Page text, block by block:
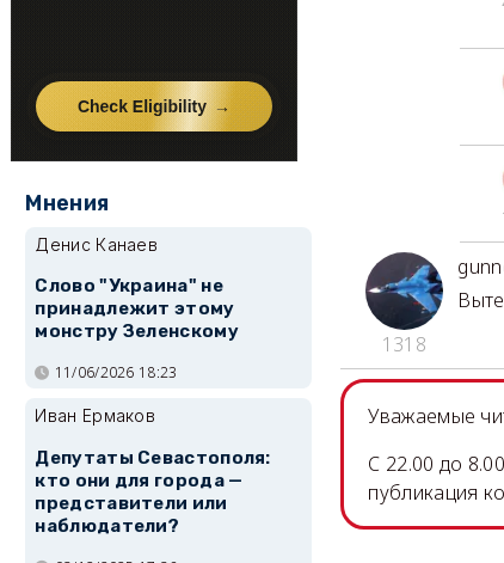
1318
Уважаемые
C 22.00 до
публикация
Мнения
Денис Канаев
Слово "Украина" не
принадлежит этому
монстру Зеленскому
11/06/2026 18:23
Иван Ермаков
Депутаты Севастополя:
кто они для города —
представители или
наблюдатели?